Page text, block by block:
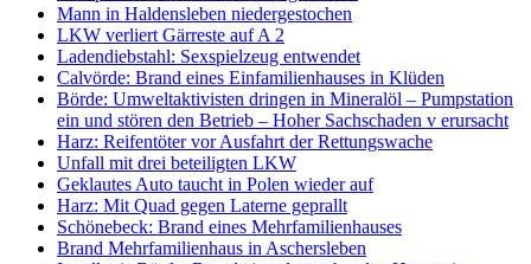
Mann in Haldensleben niedergestochen
LKW verliert Gärreste auf A 2
Ladendiebstahl: Sexspielzeug entwendet
Calvörde: Brand eines Einfamilienhauses in Klüden
Börde: Umweltaktivisten dringen in Mineralöl – Pumpstation
ein und stören den Betrieb – Hoher Sachschaden v erursacht
Harz: Reifentöter vor Ausfahrt der Rettungswache
Unfall mit drei beteiligten LKW
Geklautes Auto taucht in Polen wieder auf
Harz: Mit Quad gegen Laterne geprallt
Schönebeck: Brand eines Mehrfamilienhauses
Brand Mehrfamilienhaus in Aschersleben